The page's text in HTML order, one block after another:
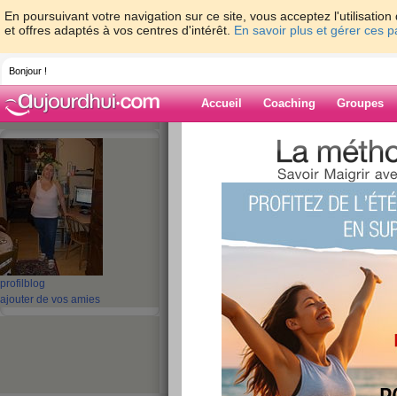
En poursuivant votre navigation sur ce site, vous acceptez
et offres adaptés à vos centres d'intérêt. En savoir plus et gérer ces
Bonjour !
Accueil Coaching Groupes
profil blog
ajouter de vos amies
>
Blog de
3 4
repris du poid du
pfffffffffffff
publié le 07/11/2008 à 08:28